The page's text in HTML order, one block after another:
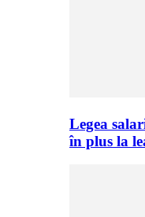
Legea
în plus la